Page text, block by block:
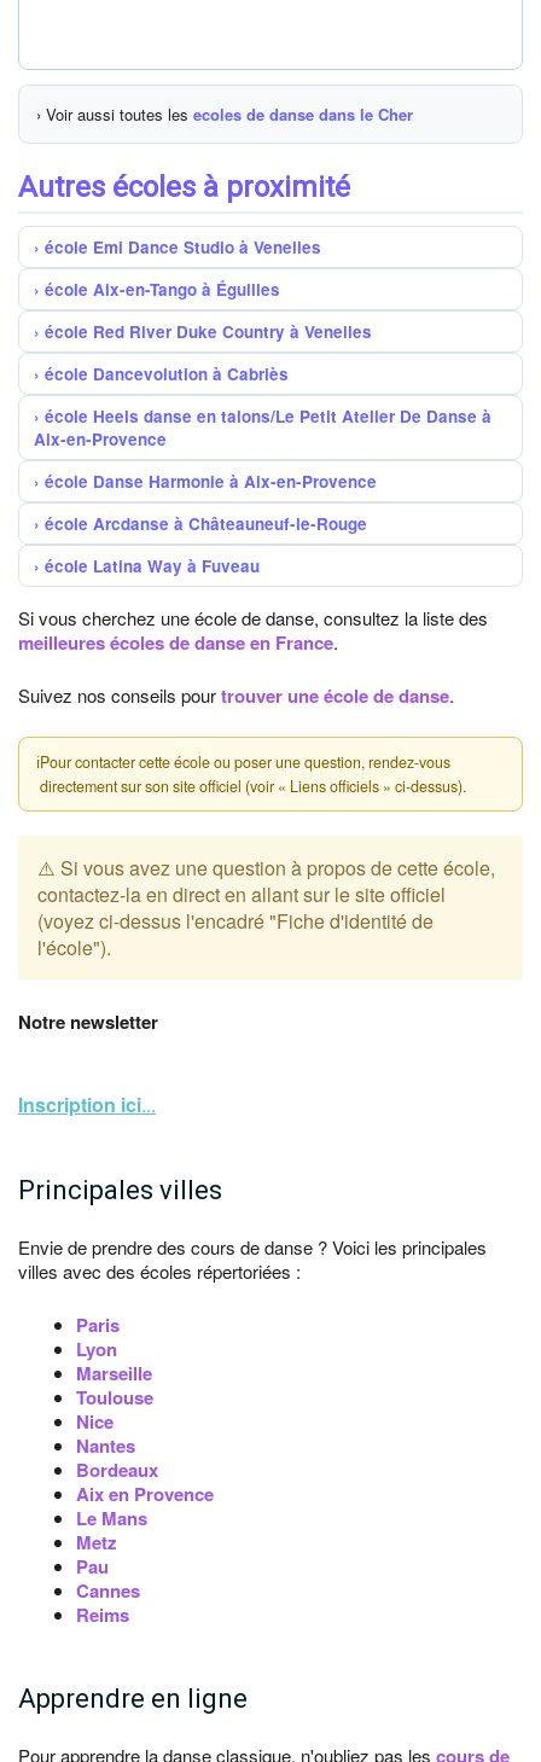
› Voir aussi toutes les ecoles de danse dans le Cher
Autres écoles à proximité
école Emi Dance Studio à Venelles
école Aix-en-Tango à Éguilles
école Red River Duke Country à Venelles
école Dancevolution à Cabriès
école Heels danse en talons/Le Petit Atelier De Danse à
Aix-en-Provence
école Danse Harmonie à Aix-en-Provence
école Arcdanse à Châteauneuf-le-Rouge
école Latina Way à Fuveau
Si vous cherchez une école de danse, consultez la liste des
meilleures écoles de danse en France.
Suivez nos conseils pourtrouver une école de danse.
ℹPour contacter cette école ou poser une question, rendez-vous
directement sur son site officiel (voir « Liens officiels » ci-dessus).
⚠️ Si vous avez une question à propos de cette école,
contactez-la en direct en allant sur le site officiel
(voyez ci-dessus l'encadré "Fiche d'identité de
l'école").
Notre newsletter
Inscription ici...
Principales villes
Envie de prendre des cours de danse ? Voici les principales
villes avec des écoles répertoriées :
Paris
Lyon
Marseille
Toulouse
Nice
Nantes
Bordeaux
Aix en Provence
Le Mans
Metz
Pau
Cannes
Reims
Apprendre en ligne
Pour apprendre la danse classique, n'oubliez pas les cours de